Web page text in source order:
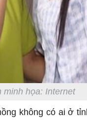
minh họa: Internet
không có ai ở